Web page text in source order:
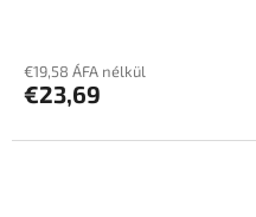
€19,58 ÁFA nélkül
€23,69